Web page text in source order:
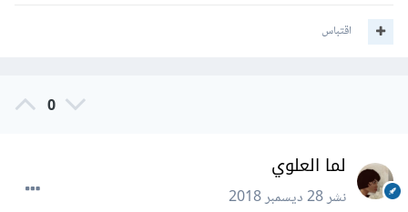
اقتباس
0
لما العلوي
نشر28 ديسمبر 2018